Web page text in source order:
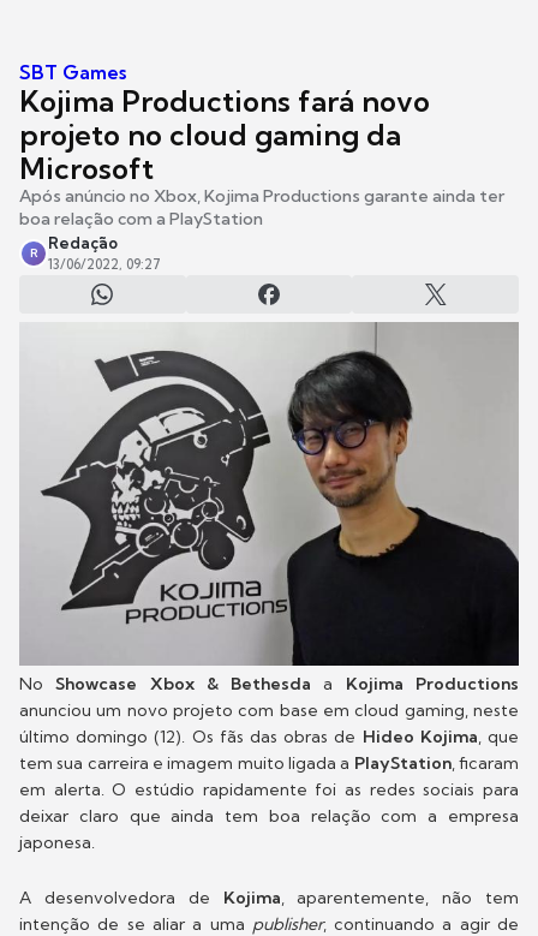
SBT Games
Kojima Productions fará novo
projeto no cloud gaming da
Microsoft
Após anúncio no Xbox, Kojima Productions garante ainda ter
boa relação com a PlayStation
R
Redação
13/06/2022, 09:27
NoShowcase Xbox & Bethesda a Kojima Productions
anunciou um novo projeto com base em cloud gaming, neste
último domingo (12). Os fãs das obras de Hideo Kojima, que
tem sua carreira e imagem muito ligada a PlayStation, ficaram
em alerta. O estúdio rapidamente foi as redes sociais para
deixar claro que ainda tem boa relação com a empresa
japonesa.
A desenvolvedora de Kojima, aparentemente, não tem
intenção de se aliar a uma publisher, continuando a agir de